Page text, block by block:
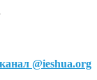
@ieshua.org